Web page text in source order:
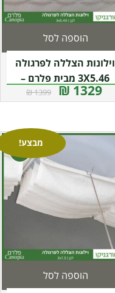
וילונות הצללה לפרגולה
3X5.46 מבית פלרם –
Canopia1329 ₪
1399 ₪
הוספה לסל
מבצע!
הוספה לסל